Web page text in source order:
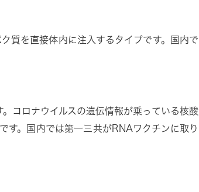
質を直接体内に注入するタイプです。国内で
コロナウイルスの遺伝情報が乗っている核酸
す。国内では第一三共がRNAワクチンに取り